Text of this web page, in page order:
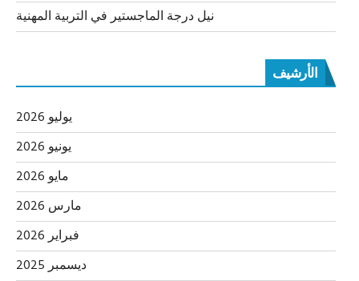
نيل درجة الماجستير في التربية المهنية
الأرشيف
يوليو 2026
يونيو 2026
مايو 2026
مارس 2026
فبراير 2026
ديسمبر 2025